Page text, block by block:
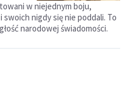
w niejednym boju,
nigdy się nie poddali. To
narodowej świadomości.